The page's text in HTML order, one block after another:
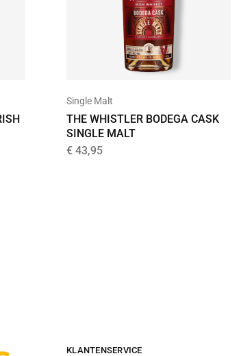
Single Malt
THE WHISTLER BODEGA CASK
SINGLE MALT
€ 43,95
KLANTENSERVICE